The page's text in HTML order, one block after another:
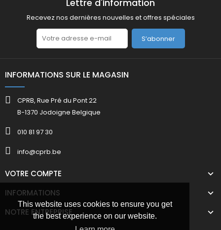
This website uses cookies to ensure you get
the best experience on our website.
Lettre d'information
Recevez nos dernières nouvelles et offres spéciales
S’abonner
INFORMATIONS SUR LE MAGASIN
CPRB, Rue Pré du Pont 22
B-1370 Jodoigne Belgique
010 81 97 30
info@cprb.be
VOTRE COMPTE
INFORMATIONS
NOTRE ENTREPRISE